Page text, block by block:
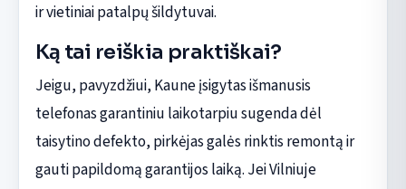
ir vietiniai patalpų šildytuvai.
Ką tai reiškia praktiškai?
Jeigu, pavyzdžiui, Kaune įsigytas išmanusis
telefonas garantiniu laikotarpiu sugenda dėl
taisytino defekto, pirkėjas galės rinktis remontą ir
gauti papildomą garantijos laiką. Jei Vilniuje